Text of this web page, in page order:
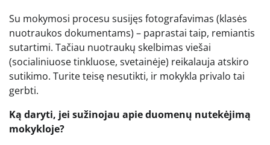
Su mokymosi procesu susijęs fotografavimas (klasės
nuotraukos dokumentams) – paprastai taip, remiantis
sutartimi. Tačiau nuotraukų skelbimas viešai
(socialiniuose tinkluose, svetainėje) reikalauja atskiro
sutikimo. Turite teisę nesutikti, ir mokykla privalo tai
gerbti.
Ką daryti, jei sužinojau apie duomenų nutekėjimą
mokykloje?